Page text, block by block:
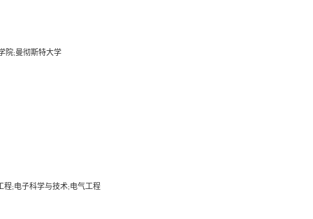
院;曼彻斯特大学
程;电子科学与技术;电气工程